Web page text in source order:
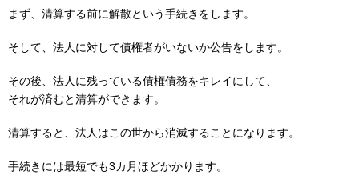
まず、清算する前に解散という手続きをします。
そして、法人に対して債権者がいないか公告をします。
その後、法人に残っている債権債務をキレイにして、
それが済むと清算ができます。
清算すると、法人はこの世から消滅することになります。
手続きには最短でも3カ月ほどかかります。